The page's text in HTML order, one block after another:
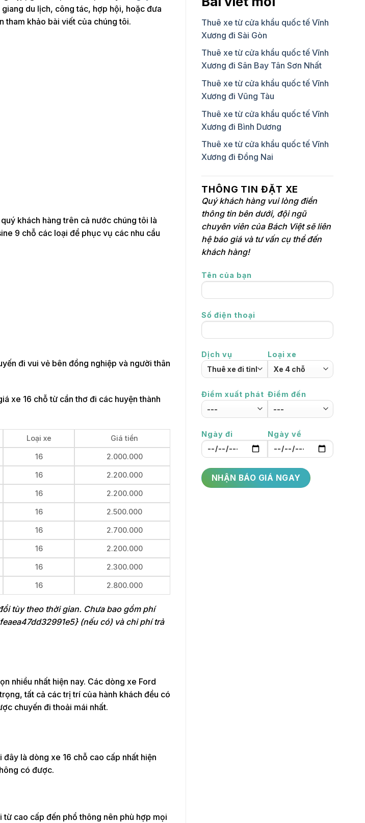
du lịch, công tác, hợp hội, hoặc đưa
tham khảo bài viết của chúng tôi.
khách hàng trên cả nước chúng tôi là
9 chỗ các loại để phục vụ các nhu cầu
đi vui vẻ bên đồng nghiệp và người thân
xe 16 chỗ từ cần thơ đi các huyện thành
Loại xe Giá tiền
16 2.000.000
16 2.200.000
16 2.200.000
16 2.500.000
16 2.700.000
16 2.200.000
16 2.300.000
16 2.800.000
tùy theo thời gian. Chưa bao gồm phí
(nếu có) và chi phí trả
nhiều nhất hiện nay. Các dòng xe Ford
tất cả các trị trí của hành khách đều có
chuyến đi thoải mái nhất.
là dòng xe 16 chỗ cao cấp nhất hiện
có được.
cao cấp đến phổ thông nên phù hợp mọi
Thuê xe từ cửa khẩu quốc tế Vĩnh
Xương đi Sài Gòn
Thuê xe từ cửa khẩu quốc tế Vĩnh
Xương đi Sân Bay Tân Sơn Nhất
Thuê xe từ cửa khẩu quốc tế Vĩnh
Xương đi Vũng Tàu
Thuê xe từ cửa khẩu quốc tế Vĩnh
Xương đi Bình Dương
Thuê xe từ cửa khẩu quốc tế Vĩnh
Xương đi Đồng Nai
THÔNG TIN ĐẶT XE
Quý khách hàng vui lòng điền
thông tin bên dưới, đội ngũ
chuyên viên của Bách Việt sẽ liên
hệ báo giá và tư vấn cụ thể đến
khách hàng!
Tên của bạn
Số điện thoại
Dịch vụ Loại xe
Điểm xuất phát Điểm đến
Ngày đi Ngày về